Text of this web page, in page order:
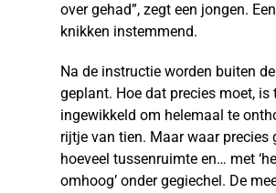
over gehad”, zegt een jongen.
knikken instemmend.
Na de instructie worden buiten
geplant. Hoe dat precies moet, is
ingewikkeld om helemaal te
rijtje van tien. Maar waar precies
hoeveel tussenruimte en… met
omhoog’ onder gegiechel. De